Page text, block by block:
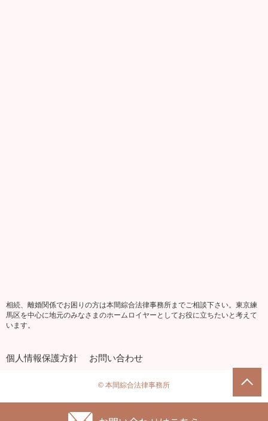
相続、離婚関係でお困りの方は本間綜合法律事務所までご相談下さい。東京練
馬区を中心に地元のみなさまのホームロイヤーとしてお役に立ちたいと考えて
います。
個人情報保護方針 お問い合わせ
© 本間綜合法律事務所